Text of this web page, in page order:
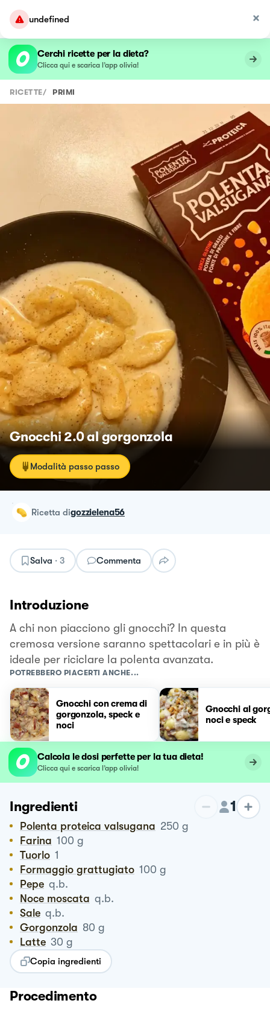
undefined
Cerchi ricette per la dieta?
Clicca qui e scarica l’app olivia!
RICETTE/ PRIMI
Gnocchi 2.0 al gorgonzola
Modalità passo passo
ricetta digozzielena56
Salva · 3 Commenta
Introduzione
A chi non piacciono gli gnocchi? In questa
cremosa versione saranno spettacolari e in più è
ideale per riciclare la polenta avanzata.
POTREBBERO PIACERTI ANCHE...
Gnocchi con crema di
gorgonzola, speck e
noci
Gnocchi al
noci e speck
Calcola le dosi perfette per la tua dieta!
Clicca qui e scarica l’app olivia!
Ingredienti 1
Polenta proteica valsugana 250 g
Farina 100 g
Tuorlo 1
Formaggio grattugiato 100 g
Pepe q.b.
Noce moscata q.b.
Sale q.b.
Gorgonzola 80 g
Latte 30 g
Copia ingredienti
Procedimento